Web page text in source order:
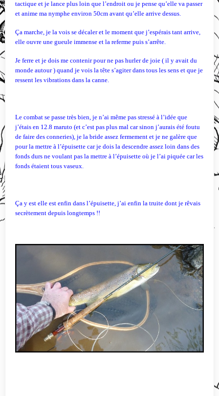
tactique et je lance plus loin que l’endroit ou je pense qu’elle va passer
et anime ma nymphe environ 50cm avant qu’elle arrive dessus.
Ça marche, je la vois se décaler et le moment que j’espérais tant arrive,
elle ouvre une gueule immense et la referme puis s’arrête.
Je ferre et je dois me contenir pour ne pas hurler de joie ( il y avait du
monde autour ) quand je vois la tête s’agiter dans tous les sens et que je
ressent les vibrations dans la canne.
Le combat se passe très bien, je n’ai même pas stressé à l’idée que
j’étais en 12.8 maruto (et c’est pas plus mal car sinon j’aurais été foutu
de faire des conneries), je la bride assez fermement et je ne galère que
pour la mettre à l’épuisette car je dois la descendre assez loin dans des
fonds durs ne voulant pas la mettre à l’épuisette où je l’ai piquée car les
fonds étaient tous vaseux.
Ça y est elle est enfin dans l’épuisette, j’ai enfin la truite dont je rêvais
secrètement depuis longtemps !!